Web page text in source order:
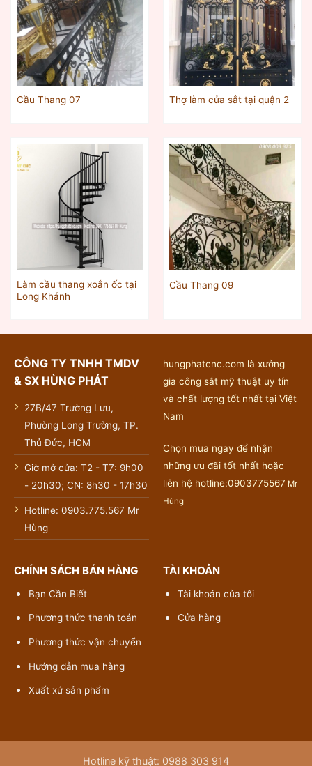
Cầu Thang 07 Thợ làm cửa sắt tại quận 2
Làm cầu thang xoắn ốc tại
Long Khánh
Cầu Thang 09
CÔNG TY TNHH TMDV
& SX HÙNG PHÁT
27B/47 Trường Lưu,
Phường Long Trường, TP.
Thủ Đức, HCM
Giờ mở cửa: T2 - T7: 9h00
- 20h30; CN: 8h30 - 17h30
Hotline: 0903.775.567 Mr
Hùng
hungphatcnc.com là xưởng
gia công sắt mỹ thuật uy tín
và chất lượng tốt nhất tại Việt
Nam
Chọn mua ngay để nhận
những ưu đãi tốt nhất hoặc
liên hệ hotline:0903775567 Mr
Hùng
CHÍNH SÁCH BÁN HÀNG
Bạn Cần Biết
Phương thức thanh toán
Phương thức vận chuyển
Hướng dẫn mua hàng
Xuất xứ sản phẩm
TÀI KHOẢN
Tài khoản của tôi
Cửa hàng
Hotline kỹ thuật: 0988 303 914